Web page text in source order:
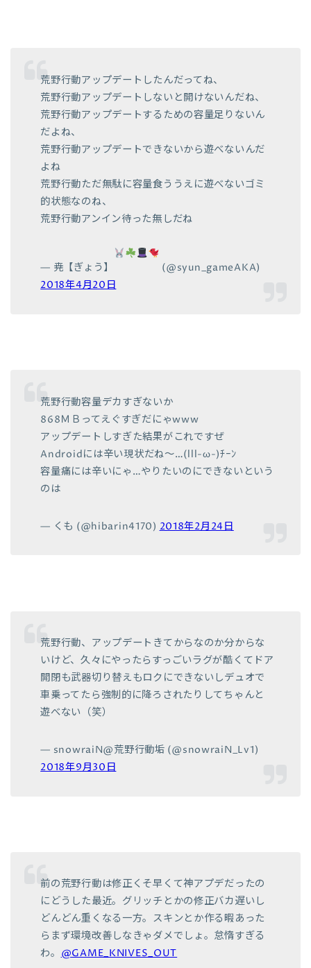
荒野行動アップデートしたんだってね、
荒野行動アップデートしないと開けないんだね、
荒野行動アップデートするための容量足りないん
だよね、
荒野行動アップデートできないから遊べないんだ
よね
荒野行動ただ無駄に容量食ううえに遊べないゴミ
的状態なのね、
荒野行動アンイン待った無しだね
— 尭【ぎょう】
(@syun_gameAKA)
2018年4月20日
荒野行動容量デカすぎないか
868ＭＢってえぐすぎだにゃwww
アップデートしすぎた結果がこれですぜ
Androidには辛い現状だね〜…(lll-ω-)ﾁｰﾝ
容量痛には辛いにゃ…やりたいのにできないという
のは
— くも (@hibarin4170) 2018年2月24日
荒野行動、アップデートきてからなのか分からな
いけど、久々にやったらすっごいラグが酷くてドア
開閉も武器切り替えもロクにできないしデュオで
車乗ってたら強制的に降ろされたりしてちゃんと
遊べない（笑）
— snowraiN@荒野行動垢 (@snowraiN_Lv1)
2018年9月30日
前の荒野行動は修正くそ早くて神アプデだったの
にどうした最近。グリッチとかの修正バカ遅いし
どんどん重くなる一方。スキンとか作る暇あった
らまず環境改善しなきゃダメでしょ。怠惰すぎる
わ。@GAME_KNIVES_OUT